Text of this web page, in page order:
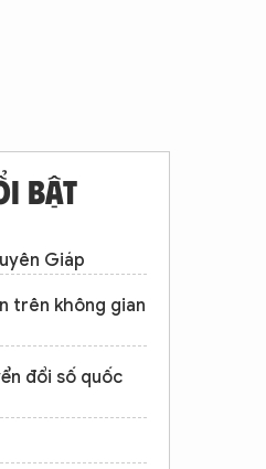
BẬT
Giáp
trên không gian
đổi số quốc